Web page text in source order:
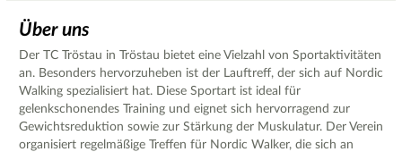
Über uns
Der TC Tröstau in Tröstau bietet eine Vielzahl von Sportaktivitäten
an. Besonders hervorzuheben ist der Lauftreff, der sich auf Nordic
Walking spezialisiert hat. Diese Sportart ist ideal für
gelenkschonendes Training und eignet sich hervorragend zur
Gewichtsreduktion sowie zur Stärkung der Muskulatur. Der Verein
organisiert regelmäßige Treffen für Nordic Walker, die sich an